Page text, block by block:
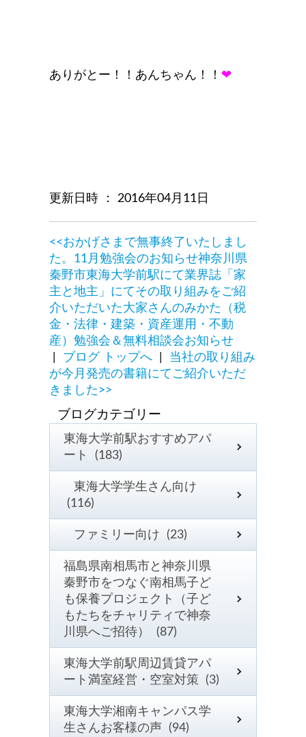
ありがとー！！あんちゃん！！ ❤
更新日時 ： 2016年04月11日
<<おかげさまで無事終了いたしまし
た。11月勉強会のお知らせ神奈川県
秦野市東海大学前駅にて業界誌「家
主と地主」にてその取り組みをご紹
介いただいた大家さんのみかた（税
金・法律・建築・資産運用・不動
産）勉強会＆無料相談会お知らせ
ブログ トップへ
当社の取り組み
が今月発売の書籍にてご紹介いただ
きました>>
東海大学前駅おすすめアパ
ート (183)
東海大学学生さん向け
(116)
ファミリー向け (23)
福島県南相馬市と神奈川県
秦野市をつなぐ南相馬子ど
も保養プロジェクト（子ど
もたちをチャリティで神奈
川県へご招待） (87)
東海大学前駅周辺賃貸アパ
ート満室経営・空室対策 (3)
東海大学湘南キャンパス学
生さんお客様の声 (94)